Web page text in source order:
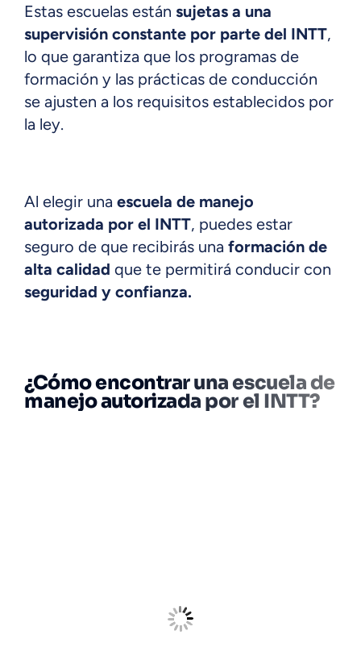
Estas escuelas están sujetas a una
supervisión constante por parte del INTT,
lo que garantiza que los programas de
formación y las prácticas de conducción
se ajusten a los requisitos establecidos por
la ley.
Al elegir una escuela de manejo
autorizada por el INTT, puedes estar
seguro de que recibirás una formación de
alta calidad que te permitirá conducir con
seguridad y confianza.
¿Cómo encontrar una escuela de
manejo autorizada por el INTT?